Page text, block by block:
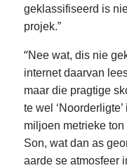
geklassifiseerd is
projek.”
“Nee wat, dis nie
internet daarvan
maar die pragtige
te wel
miljoen metrieke
Son, wat dan as
aarde se atmosfeer